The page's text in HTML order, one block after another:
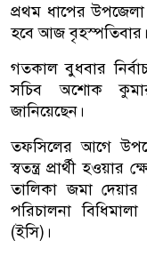
প্রথম ধাপের
হবে আজ বৃহস্পতিবার।
গতকাল বুধবার
সচিব অশোক
জানিয়েছেন।
তফসিলের আগে
স্বতন্ত্র প্রার্থী হওয়ার
তালিকা জমা দেয়ার
পরিচালনা
(ইসি)।